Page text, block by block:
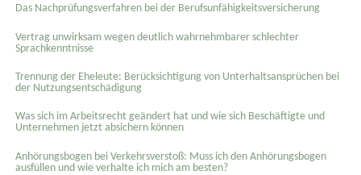
Das Nachprüfungsverfahren bei der Berufsunfähigkeitsversicherung
Vertrag unwirksam wegen deutlich wahrnehmbarer schlechter
Sprachkenntnisse
Trennung der Eheleute: Berücksichtigung von Unterhaltsansprüchen bei
der Nutzungsentschädigung
Was sich im Arbeitsrecht geändert hat und wie sich Beschäftigte und
Unternehmen jetzt absichern können
Anhörungsbogen bei Verkehrsverstoß: Muss ich den Anhörungsbogen
ausfüllen und wie verhalte ich mich am besten?